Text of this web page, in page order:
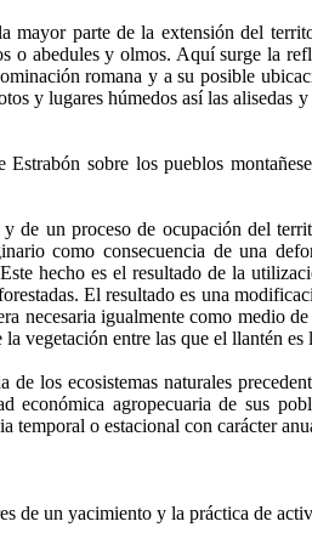
parte de la extensión del
o abedules y olmos. Aquí surge la
romana y a su posible
y lugares húmedos así las
sobre los pueblos
un proceso de ocupación del
como consecuencia de una
hecho es el resultado de la
El resultado es una
necesaria igualmente como medio
vegetación entre las que el llantén es
los ecosistemas naturales
agropecuaria de sus
o estacional con carácter
de un yacimiento y la práctica de